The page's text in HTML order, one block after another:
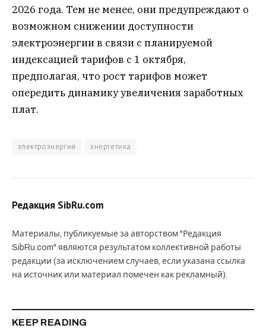
2026 года. Тем не менее, они предупреждают о
возможном снижении доступности
электроэнергии в связи с планируемой
индексацией тарифов с 1 октября,
предполагая, что рост тарифов может
опередить динамику увеличения заработных
плат.
электроэнергия энергетика
Редакция SibRu.com
Материалы, публикуемые за авторством "Редакция
SibRu.com" являются результатом коллективной работы
редакции (за исключением случаев, если указана ссылка
на источник или материал помечен как рекламный).
KEEP READING